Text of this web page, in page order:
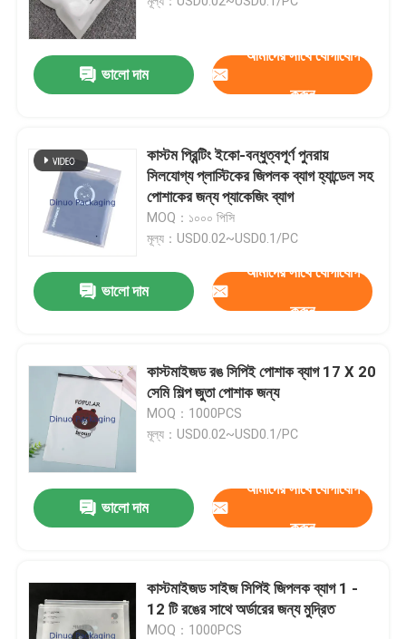
ভালো দাম
আমাদের সাথে যোগাযোগ
করুন
কাস্টম প্রিন্টিং ইকো-বন্ধুত্বপূর্ণ পুনরায়
সিলযোগ্য প্লাস্টিকের জিপলক ব্যাগ হ্যান্ডেল সহ
পোশাকের জন্য প্যাকেজিং ব্যাগ
MOQ：১০০০ পিসি
মূল্য：USD0.02~USD0.1/PC
ভালো দাম
আমাদের সাথে যোগাযোগ
করুন
কাস্টমাইজড রঙ সিপিই পোশাক ব্যাগ 17 X 20
সেমি শিল্প জুতা পোশাক জন্য
MOQ：1000PCS
মূল্য：USD0.02~USD0.1/PC
ভালো দাম
আমাদের সাথে যোগাযোগ
করুন
কাস্টমাইজড সাইজ সিপিই জিপলক ব্যাগ 1 -
12 টি রঙের সাথে অর্ডারের জন্য মুদ্রিত
MOQ：1000PCS